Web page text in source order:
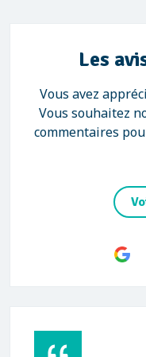
Les
Vous avez
Vous souhaitez
commentaires